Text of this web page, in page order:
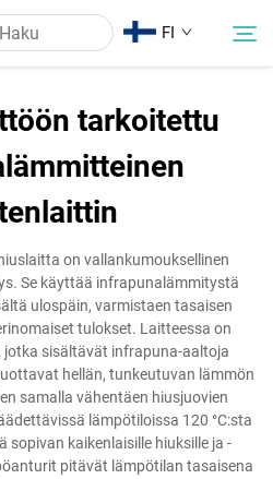
FI
tarkoitettu
on vallankumouksellinen
Se käyttää infrapunalämmitystä
ulospäin, varmistaen tasaisen
tulokset. Laitteessa on
jotka sisältävät infrapuna-aaltoja
hellän, tunkeutuvan lämmön
samalla vähentäen hiusjuovien
lämpötiloissa 120 °C:sta
sopivan kaikenlaisille hiuksille ja -
pitävät lämpötilan tasaisena